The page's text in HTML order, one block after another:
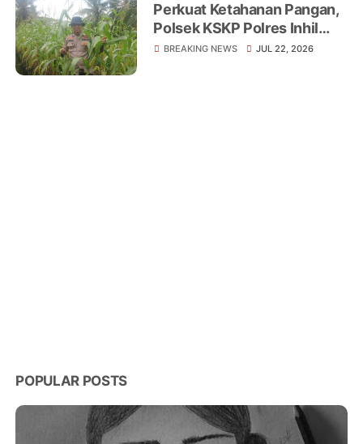
Perkuat Ketahanan Pangan,
Polsek KSKP Polres Inhil
Turun Langsung Dampingi
BREAKING NEWS JUL 22, 2026
POPULAR POSTS